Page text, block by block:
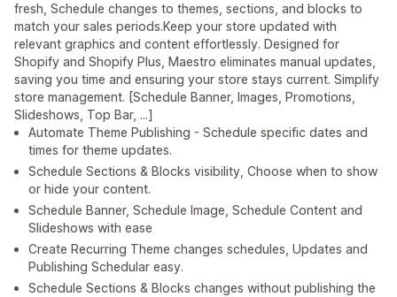
fresh, Schedule changes to themes, sections, and blocks to
match your sales periods.Keep your store updated with
relevant graphics and content effortlessly. Designed for
Shopify and Shopify Plus, Maestro eliminates manual updates,
saving you time and ensuring your store stays current. Simplify
store management. [Schedule Banner, Images, Promotions,
Slideshows, Top Bar, ...]
Automate Theme Publishing - Schedule specific dates and
times for theme updates.
Schedule Sections & Blocks visibility, Choose when to show
or hide your content.
Schedule Banner, Schedule Image, Schedule Content and
Slideshows with ease
Create Recurring Theme changes schedules, Updates and
Publishing Schedular easy.
Schedule Sections & Blocks changes without publishing the